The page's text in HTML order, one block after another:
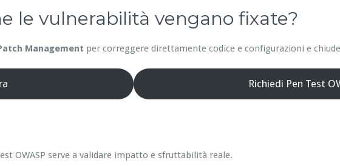
le vulnerabilità vengano fixate?
Management per correggere direttamente codice e configurazioni e
Richiedi Pen Test
OWASP serve a validare impatto e sfruttabilità reale.